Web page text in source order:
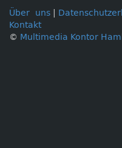
Über uns
Kontakt
© Multimedia Kontor